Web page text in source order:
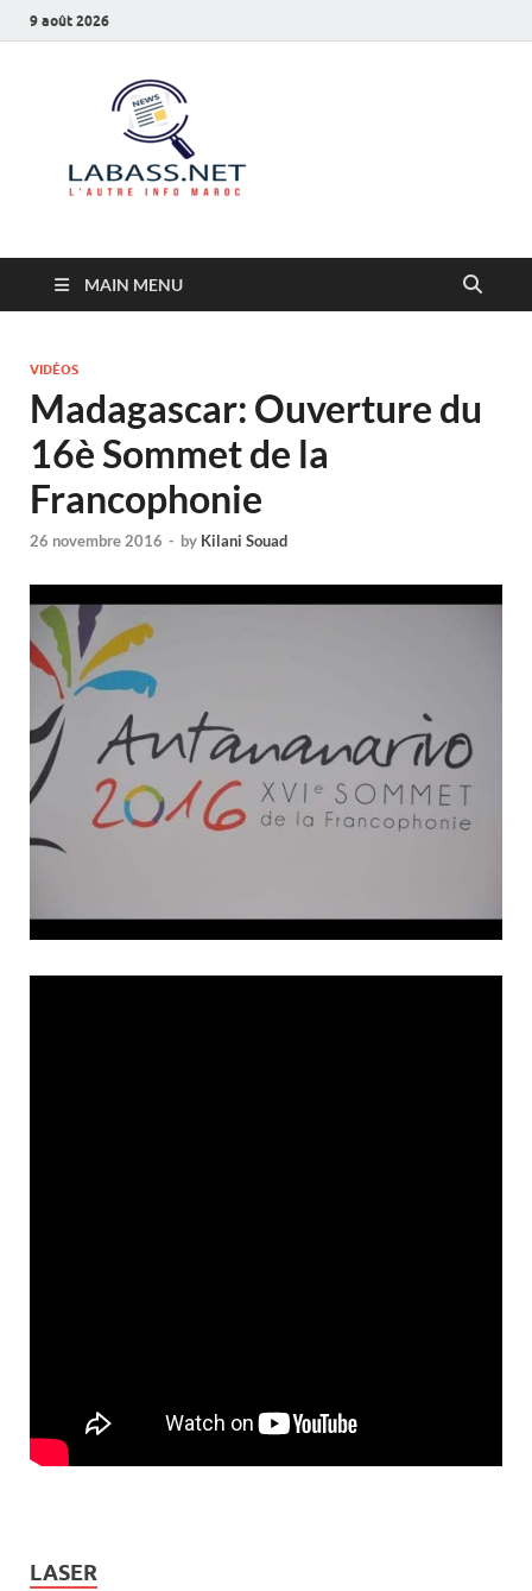
9 août 2026
MAIN MENU
VIDÉOS
Madagascar: Ouverture du
16è Sommet de la
Francophonie
26 novembre 2016 - by Kilani Souad
LASER